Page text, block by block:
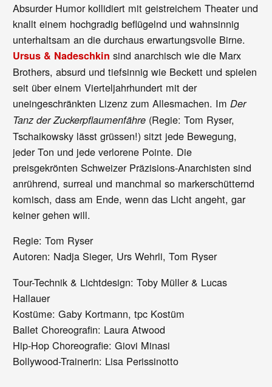
Absurder Humor kollidiert mit geistreichem Theater und
knallt einem hochgradig beflügelnd und wahnsinnig
unterhaltsam an die durchaus erwartungsvolle Birne.
Ursus & Nadeschkinsind anarchisch wie die Marx
Brothers, absurd und tiefsinnig wie Beckett und spielen
seit über einem Vierteljahrhundert mit der
uneingeschränkten Lizenz zum Allesmachen. ImDer
Tanz der Zuckerpflaumenfähre (Regie: Tom Ryser,
Tschaikowsky lässt grüssen!) sitzt jede Bewegung,
jeder Ton und jede verlorene Pointe. Die
preisgekrönten Schweizer Präzisions-Anarchisten sind
anrührend, surreal und manchmal so markerschütternd
komisch, dass am Ende, wenn das Licht angeht, gar
keiner gehen will.
Regie: Tom Ryser
Autoren: Nadja Sieger, Urs Wehrli, Tom Ryser
Tour-Technik & Lichtdesign: Toby Müller & Lucas
Hallauer
Kostüme: Gaby Kortmann, tpc Kostüm
Ballet Choreografin: Laura Atwood
Hip-Hop Choreografie: Giovi Minasi
Bollywood-Trainerin: Lisa Perissinotto